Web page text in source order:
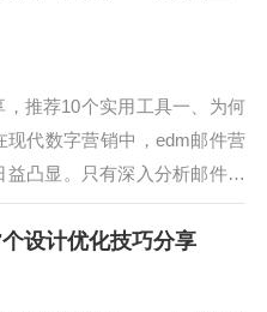
推荐10个实用工具一、为何
代数字营销中，edm邮件营
凸显。只有深入分析邮件数
件策略，提升打开率和转化
析技巧，并推荐10款实用工
设计优化技巧分享